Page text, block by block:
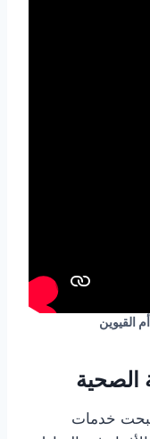
القيوين
خدمات